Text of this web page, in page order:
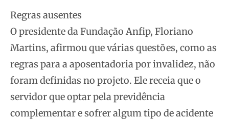
Regras ausentes
O presidente da Fundação Anfip, Floriano
Martins, afirmou que várias questões, como as
regras para a aposentadoria por invalidez, não
foram definidas no projeto. Ele receia que o
servidor que optar pela previdência
complementar e sofrer algum tipo de acidente